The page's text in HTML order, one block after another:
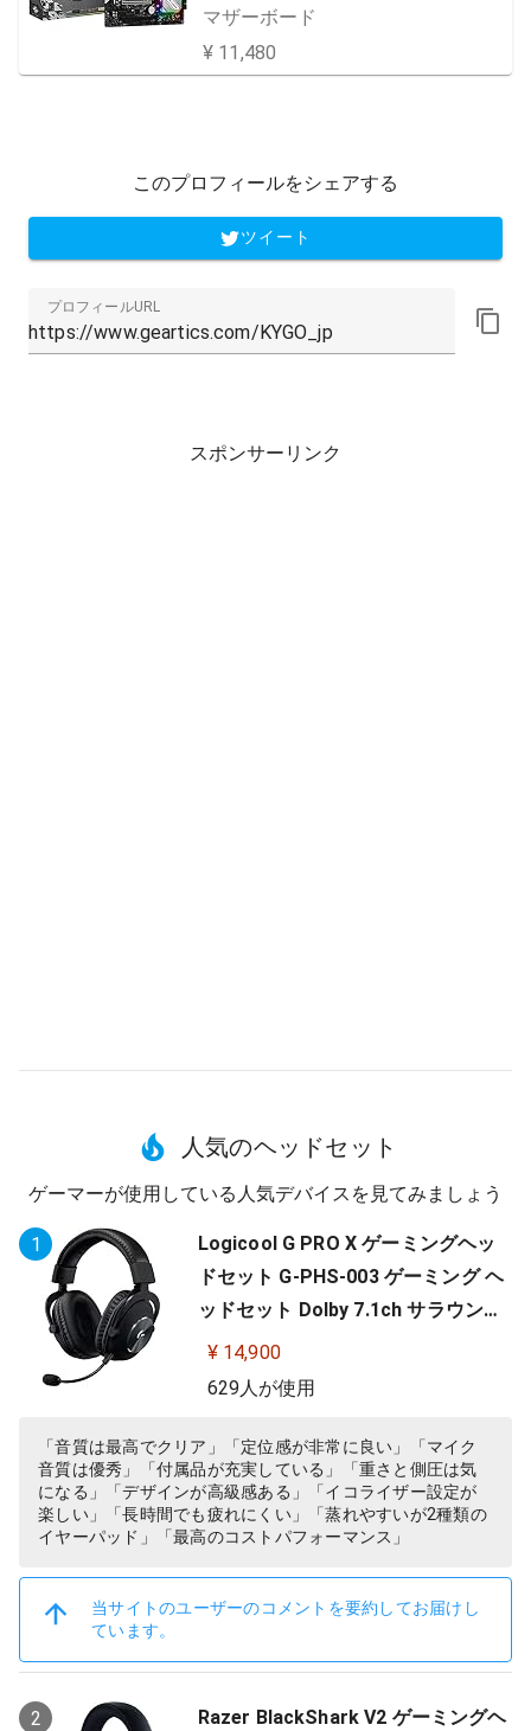
内正規代理店品】
マザーボード
¥ 11,480
このプロフィールをシェアする
ツイート
プロフィールURL
スポンサーリンク
人気のヘッドセット
ゲーマーが使用している人気デバイスを見てみましょう
1
Logicool G PRO X ゲーミングヘッ
ドセット G-PHS-003 ゲーミング ヘ
ッドセット Dolby 7.1ch サラウンド
サウンド 3.5mm 有線 マイク付き Bl
ue VO!CE搭載 軽量 PS5 PS4 PC win
ック 国内正規品 【 ファイナルファ
ンタジー XIV 推奨モデル 】
¥ 14,900
629人が使用
「音質は最高でクリア」「定位感が非常に良い」「マイク
音質は優秀」「付属品が充実している」「重さと側圧は気
になる」「デザインが高級感ある」「イコライザー設定が
楽しい」「長時間でも疲れにくい」「蒸れやすいが2種類の
イヤーパッド」「最高のコストパフォーマンス」
当サイトのユーザーのコメントを要約してお届けし
ています。
2
Razer BlackShark V2 ゲーミングヘ